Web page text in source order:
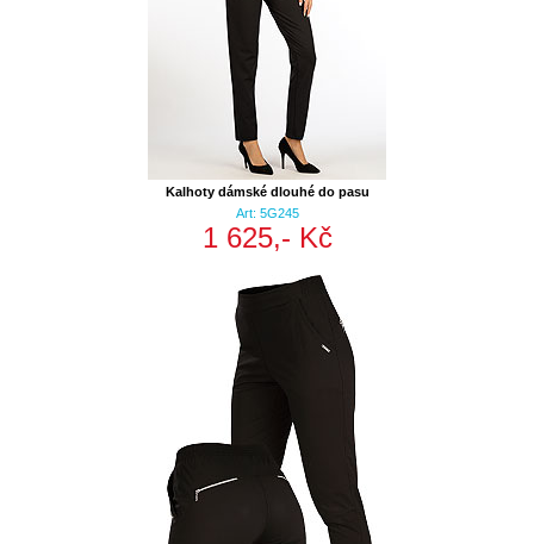
Kalhoty dámské dlouhé do pasu
Art: 5G245
1 625,- Kč